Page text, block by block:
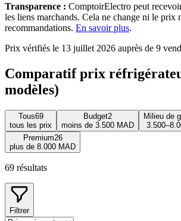
Transparence : ComptoirElectro peut
les liens marchands. Cela ne change ni le prix
recommandations. En savoir plus.
Prix vérifiés le 13 juillet 2026 auprès de 9
Comparatif prix
modèles)
Tous69
tous les prix
Budget2
moins de 3.500 MAD
Milieu de
Premium26
plus de 8.000 MAD
69 résultats
Filtrer